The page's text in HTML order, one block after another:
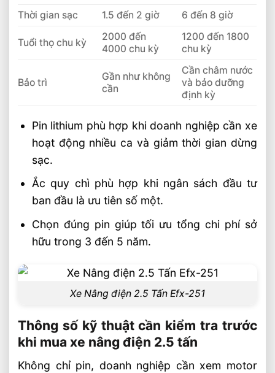
Thời gian sạc
1.5 đến 2 giờ 6 đến 8 giờ
Tuổi thọ chu kỳ
2000 đến
4000 chu kỳ
1200 đến 1800
chu kỳ
Bảo trì
Gần như không
cần
Cần châm nước
và bảo dưỡng
định kỳ
Pin lithium phù hợp khi doanh nghiệp cần xe
hoạt động nhiều ca và giảm thời gian dừng
sạc.
Ắc quy chì phù hợp khi ngân sách đầu tư
ban đầu là ưu tiên số một.
Chọn đúng pin giúp tối ưu tổng chi phí sở
hữu trong 3 đến 5 năm.
Xe Nâng điện 2.5 Tấn Efx-251
Thông số kỹ thuật cần kiểm tra trước
khi mua xe nâng điện 2.5 tấn
Không chỉ pin, doanh nghiệp cần xem motor